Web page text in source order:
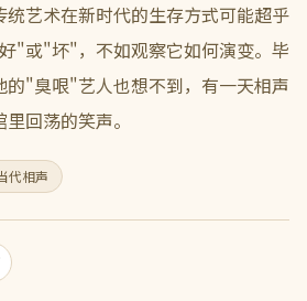
艺术在新时代的生存方式可能超乎
"或"坏"，不如观察它如何演变。毕
的"臭哏"艺人也想不到，有一天相声
回荡的笑声。
代相声